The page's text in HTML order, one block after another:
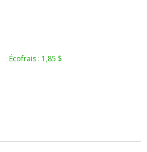
Écofrais : 1,85 $